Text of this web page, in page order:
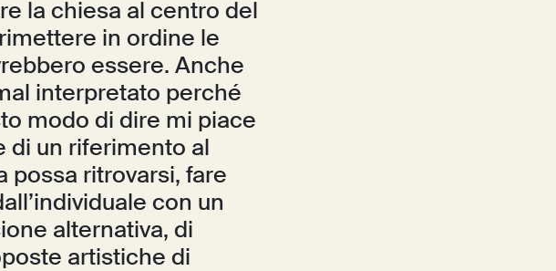
la chiesa al centro del
in ordine le
essere. Anche
interpretato perché
modo di dire mi piace
di un riferimento al
possa ritrovarsi, fare
con un
alternativa, di
artistiche di